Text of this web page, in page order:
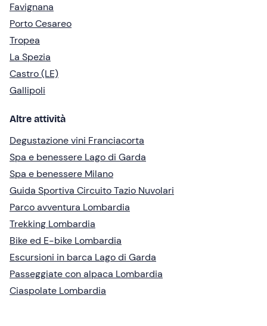
Favignana
Porto Cesareo
Tropea
La Spezia
Castro (LE)
Gallipoli
Altre attività
Degustazione vini Franciacorta
Spa e benessere Lago di Garda
Spa e benessere Milano
Guida Sportiva Circuito Tazio Nuvolari
Parco avventura Lombardia
Trekking Lombardia
Bike ed E-bike Lombardia
Escursioni in barca Lago di Garda
Passeggiate con alpaca Lombardia
Ciaspolate Lombardia